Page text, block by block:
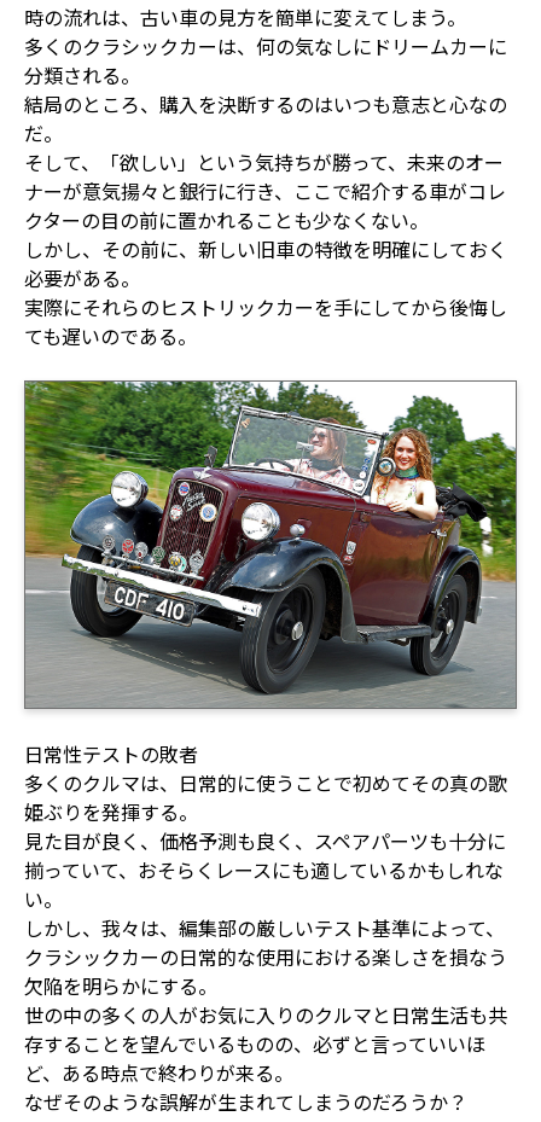
時の流れは、古い車の見方を簡単に変えてしまう。
多くのクラシックカーは、何の気なしにドリームカーに
分類される。
結局のところ、購入を決断するのはいつも意志と心なの
だ。
そして、「欲しい」という気持ちが勝って、未来のオー
ナーが意気揚々と銀行に行き、ここで紹介する車がコレ
クターの目の前に置かれることも少なくない。
しかし、その前に、新しい旧車の特徴を明確にしておく
必要がある。
実際にそれらのヒストリックカーを手にしてから後悔し
ても遅いのである。
日常性テストの敗者
多くのクルマは、日常的に使うことで初めてその真の歌
姫ぶりを発揮する。
見た目が良く、価格予測も良く、スペアパーツも十分に
揃っていて、おそらくレースにも適しているかもしれな
い。
しかし、我々は、編集部の厳しいテスト基準によって、
クラシックカーの日常的な使用における楽しさを損なう
欠陥を明らかにする。
世の中の多くの人がお気に入りのクルマと日常生活も共
存することを望んでいるものの、必ずと言っていいほ
ど、ある時点で終わりが来る。
なぜそのような誤解が生まれてしまうのだろうか？